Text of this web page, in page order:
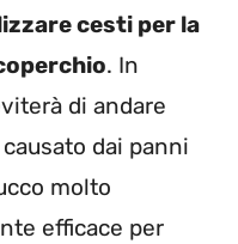
cesti per la
. In
di andare
dai panni
molto
efficace per